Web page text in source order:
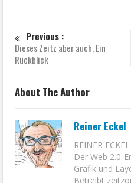
Previous :
Dieses Zeitz aber auch. Ein
Rückblick
About The Author
Reiner Eckel
REINER
Der Web 2.0-
Grafik und
Betreibt